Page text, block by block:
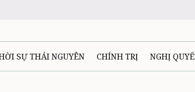
SỰ THÁI NGUYÊN CHÍNH TRỊ NGHỊ